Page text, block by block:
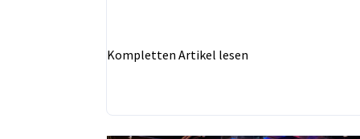
Kompletten Artikel lesen